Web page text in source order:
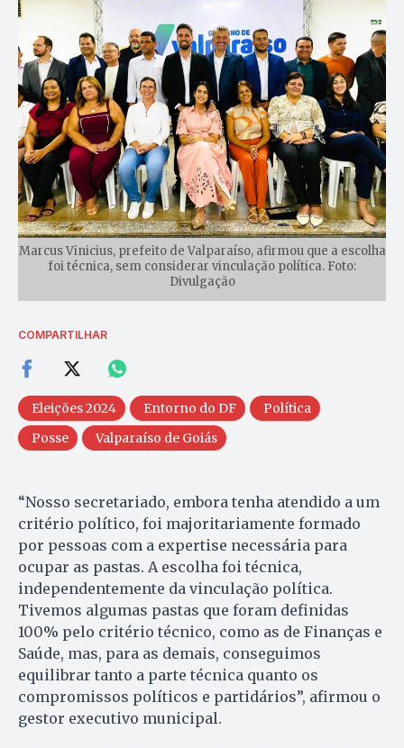
Marcus Vinicius, prefeito de Valparaíso, afirmou que a escolha
foi técnica, sem considerar vinculação política. Foto:
Divulgação
COMPARTILHAR
Eleições 2024 Entorno do DF
Política
Posse
Valparaíso de Goiás
“Nosso secretariado, embora tenha atendido a um
critério político, foi majoritariamente formado
por pessoas com a expertise necessária para
ocupar as pastas. A escolha foi técnica,
independentemente da vinculação política.
Tivemos algumas pastas que foram definidas
100% pelo critério técnico, como as de Finanças e
Saúde, mas, para as demais, conseguimos
equilibrar tanto a parte técnica quanto os
compromissos políticos e partidários”, afirmou o
gestor executivo municipal.